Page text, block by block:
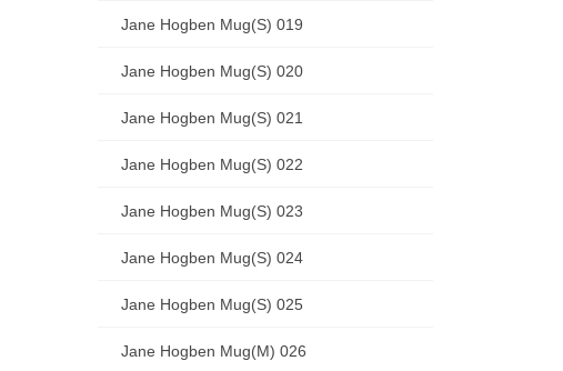
Jane Hogben Mug(S) 019
Jane Hogben Mug(S) 020
Jane Hogben Mug(S) 021
Jane Hogben Mug(S) 022
Jane Hogben Mug(S) 023
Jane Hogben Mug(S) 024
Jane Hogben Mug(S) 025
Jane Hogben Mug(M) 026